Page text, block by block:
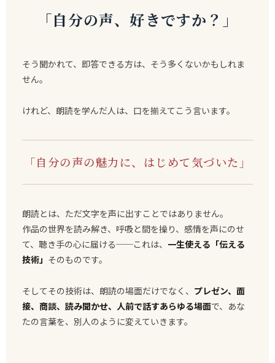
「自分の声、好きですか？」
そう聞かれて、即答できる方は、そう多くないかもしれま
せん。
けれど、朗読を学んだ人は、口を揃えてこう言います。
「自分の声の魅力に、はじめて気づいた」
朗読とは、ただ文字を声に出すことではありません。
作品の世界を読み解き、呼吸と間を操り、感情を声にのせ
て、聴き手の心に届ける──これは、 一生使える「伝える
技術」 そのものです。
そしてその技術は、朗読の場面だけでなく、 プレゼン、面
接、商談、読み聞かせ、人前で話すあらゆる場面で、あな
たの言葉を、別人のように変えていきます。